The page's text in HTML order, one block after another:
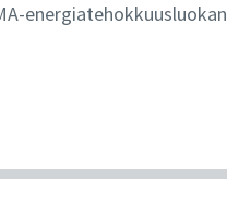
energiatehokkuusluokan